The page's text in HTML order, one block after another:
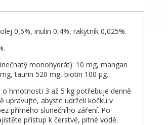
0,5%, inulin 0,4%, rakytník 0,025%.
monohydrát): 10 mg, mangan
taurin 520 mg, biotin 100 μg.
o hmotnosti 3 až 5 kg potřebuje denně
upravujte, abyste udrželi kočku v
přímého slunečního záření. Po
přístup k čerstvé, pitné vodě.